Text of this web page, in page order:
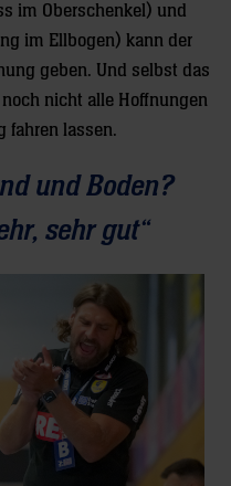
im Oberschenkel) und
im Ellbogen) kann der
geben. Und selbst das
nicht alle Hoffnungen
fahren lassen.
und Boden?
sehr gut“